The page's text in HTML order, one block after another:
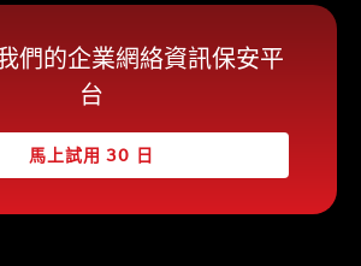
們的企業網絡資訊保安平
台
馬上試用 30 日